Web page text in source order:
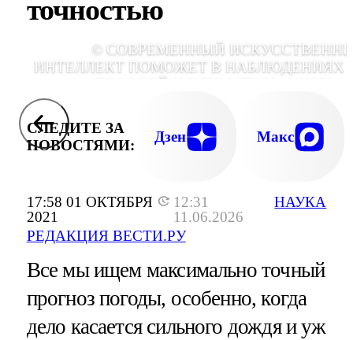
17:58 01 ОКТЯБРЯ
2021
12:31
11.06.2026
РЕДАКЦИЯ ВЕСТИ.РУ
НАУКА
точностью
© СОВРЕМЕННЫЙ
ИНТЕЛЛЕКТ ПОМОЖЕТ В НАБЛЮДЕНИЯХ
ПОГОДОЙ И КЛИМАТОМ.,
СЛЕДИТЕ ЗА
НОВОСТЯМИ:
Дзен Макс
Все мы ищем максимально точный
прогноз погоды, особенно, когда
дело касается сильного дождя и уж